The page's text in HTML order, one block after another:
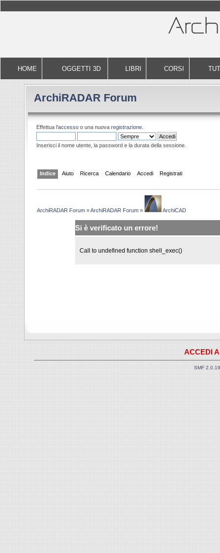
HOME OGGETTI 3D LIBRI CORSI
ArchiRADAR Forum
Effettua l'accesso o una nuova registrazione.
Inserisci il nome utente, la password e la durata della sessione.
Indice Aiuto Ricerca Calendario Accedi Registrati
ArchiRADAR Forum »ArchiRADAR Forum » ArchiCAD
Si è verificato un errore!
Call to undefined function shell_exec()
ACCEDI
SMF 2.0.19